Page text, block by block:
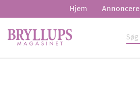
Hjem Annoncere